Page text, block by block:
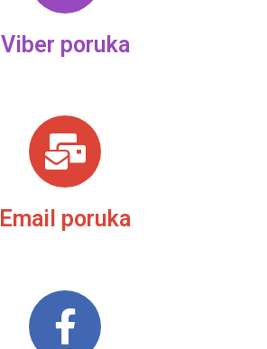
Viber poruka
Email poruka